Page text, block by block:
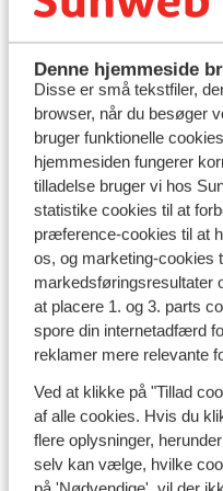
Denne hjemmeside
Disse er små tekstfiler,
browser, når du besøger
bruger funktionelle
hjemmesiden fungerer
tilladelse bruger vi hos
statistike cookies til at
præference-cookies til at
os, og marketing-cookies
markedsføringsresultater
at placere 1. og 3. parts
spore din internetadfærd
reklamer mere relevante
Ved at klikke på "Tillad
af alle cookies. Hvis du
flere oplysninger,
selv kan vælge, hvilke
højsæsonen.
Vejret på Ibiza i
Vil du gerne tage
kulden? Så er en rejse
skønt valg. Ibiza vejr i
temperaturer omkring
solskinstimer dag for
lunere, og ibiza vejr i
milde aftener – perfekt
forårsferie med lidt
med Danmark føles
Ibiza vejr i maj er noget
temperaturen ofte på
og en stadig rolig
starter. Du får med